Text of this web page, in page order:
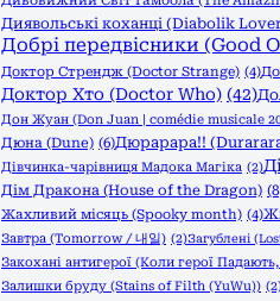
Диявольські коханці (Diabolik
Добрі передвісники (Good
Доктор Стрендж (Doctor Strange) (4)
Доктор Хто (Doctor Who) (42)
Дон Жуан (Don Juan | comédie musicale
Дюна (Dune) (6)Дюрарара!!
Дівчинка-чарівниця Мадока Магіка (2)
Дім Дракона (House of the Dragon)
Жахливий місяць (Spooky month) (4)
Завтра (Tomorrow / 내일) (2)Загублені
Закохані антигерої (Коли герої
Залишки бруду (Stains of Filth (YuWu))